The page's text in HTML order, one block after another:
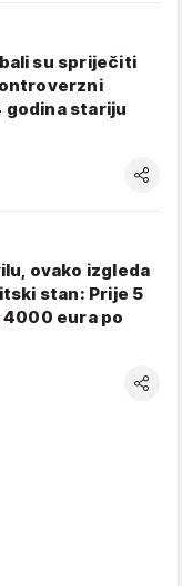
su spriječiti
godina stariju
ovako izgleda
stan: Prije 5
4000 eura po